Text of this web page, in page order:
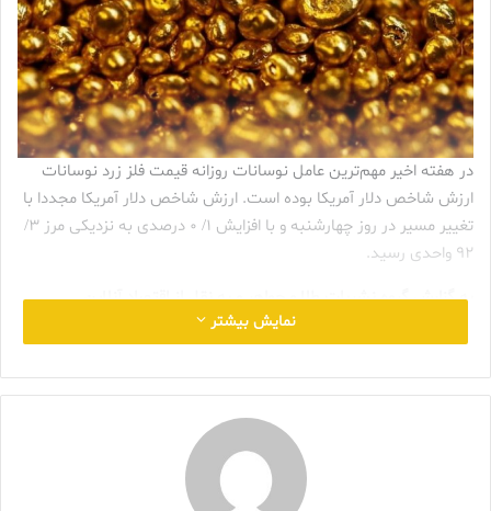
در هفته اخیر مهم‌ترین عامل نوسانات روزانه قیمت فلز زرد نوسانات
ارزش شاخص دلار آمریکا بوده است. ارزش شاخص دلار آمریکا مجددا با
تغییر مسیر در روز چهارشنبه و با افزایش ۱/ ۰ درصدی به نزدیکی مرز ۳/
۹۲ واحدی رسید.
به گزارش گروه نشریات طلا و جواهر و به نقل از اقتصاد آنلاین
ارزش شاخص دلار آمریکا بوده است. ارزش شاخص دلار آمریکا مجددا با
اما مهم‌ترین عامل کلان تاثیرگذار بر بازار سهام در روز چهارشنبه
انتظار معامله‌گران برای انتشار صورت‌جلسه نشست اخیر فدرال رزرو
نمایش بیشتر